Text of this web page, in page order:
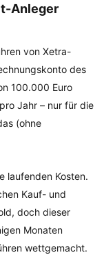
Anleger
von Xetra-
des
100.000 Euro
Jahr – nur für die
(ohne
laufenden Kosten.
Kauf- und
doch dieser
Monaten
wettgemacht.